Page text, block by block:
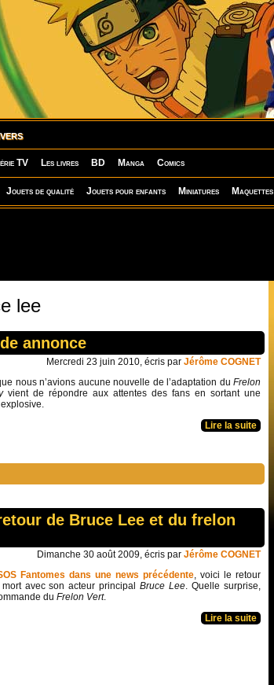
TV Les livres BD Manga Comics
Jouets de qualité Jouets pour enfants Miniatures Maquettes
lee
annonce
Mercredi 23 juin 2010, écris par Jérôme COGNET
nous n’avions aucune nouvelle de l’adaptation du Frelon
vient de répondre aux attentes des fans en sortant une
Lire la suite
de Bruce Lee et du frelon
Dimanche 30 août 2009, écris par Jérôme COGNET
Fantomes dans une news précédente, voici le retour
avec son acteur principalBruce Lee. Quelle surprise,
du Frelon Vert.
Lire la suite